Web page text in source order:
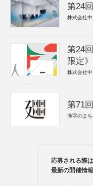
第24
株式会社
第24
限定》
株式会社
第71
漢字のま
応募される際
最新の開催情